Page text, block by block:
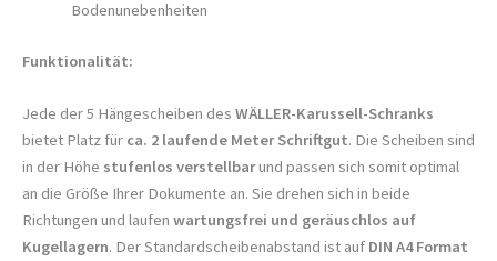
Bodenunebenheiten
Funktionalität:
Jede der 5 Hängescheiben des WÄLLER-Karussell-Schranks
bietet Platz für ca. 2 laufende Meter Schriftgut. Die Scheiben sind
in der Höhe stufenlos verstellbarund passen sich somit optimal
an die Größe Ihrer Dokumente an. Sie drehen sich in beide
Richtungen und laufen wartungsfrei und geräuschlos auf
Kugellagern. Der Standardscheibenabstand ist auf DIN A4 Format